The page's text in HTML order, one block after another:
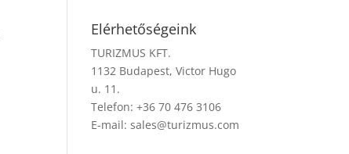
Elérhetőségeink
TURIZMUS KFT.
1132 Budapest, Victor Hugo
u. 11.
Telefon: +36 70 476 3106
E-mail:sales@turizmus.com